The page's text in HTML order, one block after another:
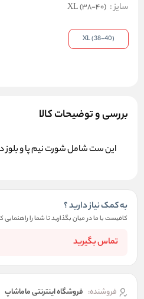
بررسی و توضیحات کالا
این ست شامل شورت نیم پا و بلوز
به کمک نیاز دارید ؟
کافیست با ما در میان بگذارید تا شما را راهنمایی
تماس بگیرید
فروشنده: فروشگاه اینترنتی ماماشاپ
سایز:
XL (38-40)
XL (38-40)